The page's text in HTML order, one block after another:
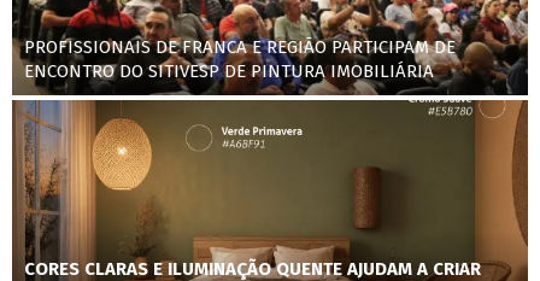
PROFISSIONAIS DE FRANCA E REGIÃO PARTICIPAM DE
ENCONTRO DO SITIVESP DE PINTURA IMOBILIÁRIA
CORES CLARAS E ILUMINAÇÃO QUENTE AJUDAM A CRIAR